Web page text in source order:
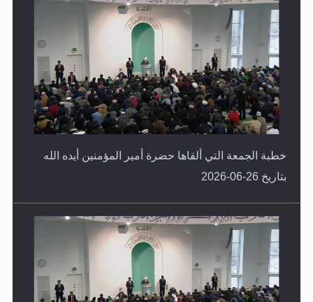
خطبة الجمعة التي ألقاها حضرة أمير المؤمنين أيده الله
بتاريخ 26-06-2026